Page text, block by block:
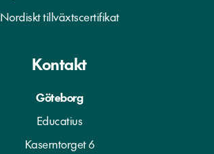
Nordiskt tillväxtscertifikat
Kontakt
Göteborg
Educatius
Kaserntorget 6